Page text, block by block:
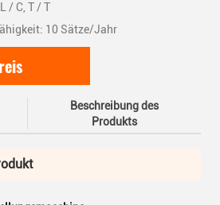
/ C, T / T
10 Sätze/Jahr
Beschreibung des
Produkts